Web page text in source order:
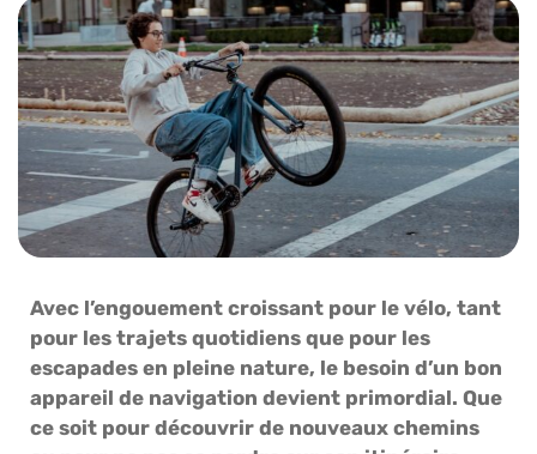
Avec l’engouement croissant pour le vélo, tant
pour les trajets quotidiens que pour les
escapades en pleine nature, le besoin d’un bon
appareil de navigation devient primordial. Que
ce soit pour découvrir de nouveaux chemins